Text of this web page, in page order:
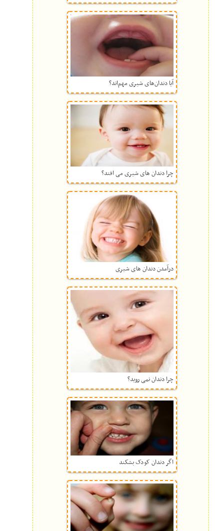
آیا دندان‌های شیری مهم‌اند؟
چرا دندان های شیری می افتد؟
درآمدن دندان های شیری
چرا دندان نمی روید؟
اگر دندان کودک بشکند